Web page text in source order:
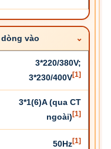
vào
3*220/380V;
3*230/400V[1]
3*1(6)A (qua CT
ngoài) [1]
50Hz[1]